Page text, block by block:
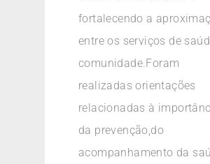
fortalecendo a
entre os serviços de
comunidade.Foram
realizadas orientações
relacionadas à
da prevenção,do
acompanhamento da